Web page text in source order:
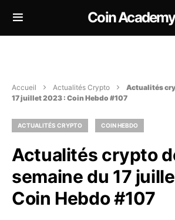
Coin Academy
Accueil Actualités Crypto
Actualités
17 juillet 2023 : Coin Hebdo #107
ACTUALITÉS CRYPTO COIN HEBDO
Actualités crypto
semaine du 17
Coin Hebdo #107